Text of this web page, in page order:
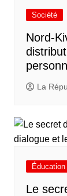
Société
Nord-
La
Éducation
Le